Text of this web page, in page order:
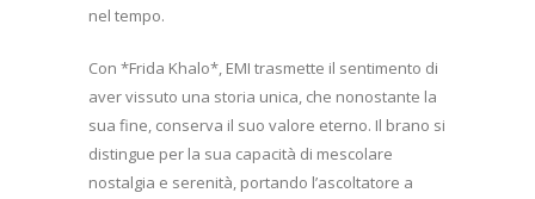
nel tempo.
Con *Frida Khalo*, EMI trasmette il sentimento di
aver vissuto una storia unica, che nonostante la
sua fine, conserva il suo valore eterno. Il brano si
distingue per la sua capacità di mescolare
nostalgia e serenità, portando l’ascoltatore a